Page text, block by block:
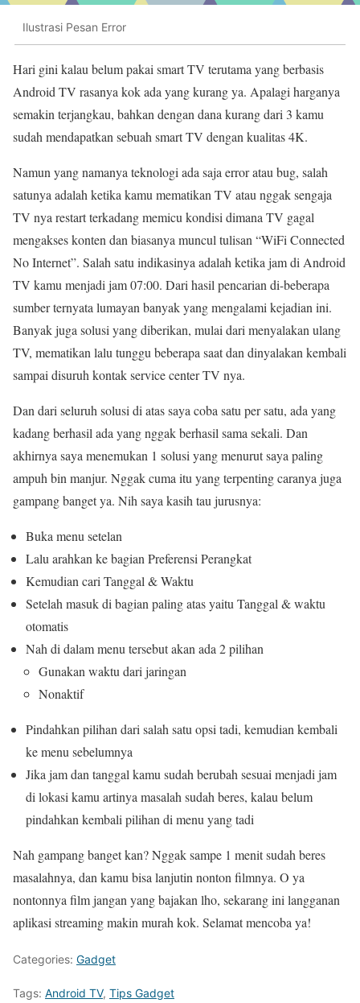
Ilustrasi Pesan Error
Hari gini kalau belum pakai smart TV terutama yang berbasis
Android TV rasanya kok ada yang kurang ya. Apalagi harganya
semakin terjangkau, bahkan dengan dana kurang dari 3 kamu
sudah mendapatkan sebuah smart TV dengan kualitas 4K.
Namun yang namanya teknologi ada saja error atau bug, salah
satunya adalah ketika kamu mematikan TV atau nggak sengaja
TV nya restart terkadang memicu kondisi dimana TV gagal
mengakses konten dan biasanya muncul tulisan “WiFi Connected
No Internet”. Salah satu indikasinya adalah ketika jam di Android
TV kamu menjadi jam 07:00. Dari hasil pencarian di-beberapa
sumber ternyata lumayan banyak yang mengalami kejadian ini.
Banyak juga solusi yang diberikan, mulai dari menyalakan ulang
TV, mematikan lalu tunggu beberapa saat dan dinyalakan kembali
sampai disuruh kontak service center TV nya.
Dan dari seluruh solusi di atas saya coba satu per satu, ada yang
kadang berhasil ada yang nggak berhasil sama sekali. Dan
akhirnya saya menemukan 1 solusi yang menurut saya paling
ampuh bin manjur. Nggak cuma itu yang terpenting caranya juga
gampang banget ya. Nih saya kasih tau jurusnya:
Buka menu setelan
Lalu arahkan ke bagian Preferensi Perangkat
Kemudian cari Tanggal & Waktu
Setelah masuk di bagian paling atas yaitu Tanggal & waktu
otomatis
Nah di dalam menu tersebut akan ada 2 pilihan
Gunakan waktu dari jaringan
Nonaktif
Pindahkan pilihan dari salah satu opsi tadi, kemudian kembali
ke menu sebelumnya
Jika jam dan tanggal kamu sudah berubah sesuai menjadi jam
di lokasi kamu artinya masalah sudah beres, kalau belum
pindahkan kembali pilihan di menu yang tadi
Nah gampang banget kan? Nggak sampe 1 menit sudah beres
masalahnya, dan kamu bisa lanjutin nonton filmnya. O ya
nontonnya film jangan yang bajakan lho, sekarang ini langganan
aplikasi streaming makin murah kok. Selamat mencoba ya!
Categories: Gadget
Tags: Android TV, Tips Gadget